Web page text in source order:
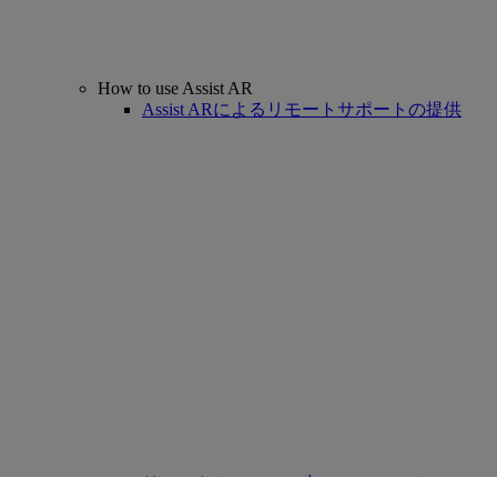
How to use Assist AR
Assist ARによるリモートサポートの提供